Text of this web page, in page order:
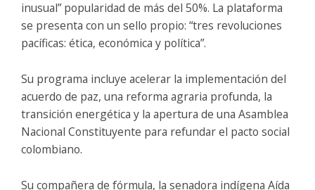
inusual” popularidad de más del 50%. La plataforma
se presenta con un sello propio: “tres revoluciones
pacíficas: ética, económica y política”.
Su programa incluye acelerar la implementación del
acuerdo de paz, una reforma agraria profunda, la
transición energética y la apertura de una Asamblea
Nacional Constituyente para refundar el pacto social
colombiano.
Su compañera de fórmula, la senadora indígena Aída